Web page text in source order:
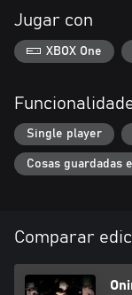
*Ten cuidado con las
©CAPCOM
ONIMUSHA is a
other countries.
Jugar con
XBOX One
Single player
Cosas guardadas
Comparar